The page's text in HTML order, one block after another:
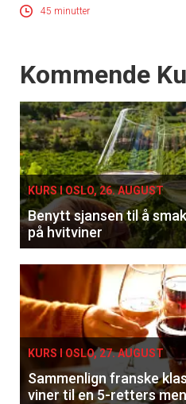
45 minutter
Events
Kommende
KURS I OSLO, 26. AUGUST
Benytt sjansen til å
på hvitviner
KURS I OSLO, 27. AUGUST
Sammenlign franske
viner til en 5-retters